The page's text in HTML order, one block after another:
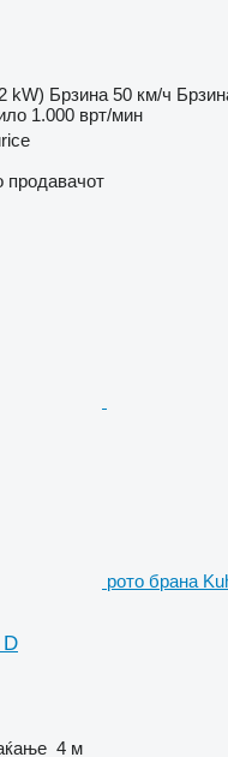
kW) Брзина 50 км/ч
1.000 врт/мин
продавачот
рото брана
D
4 м